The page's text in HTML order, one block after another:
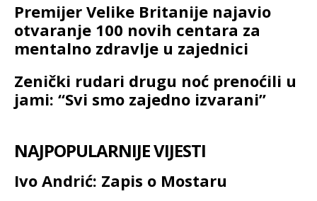
Premijer Velike Britanije najavio
otvaranje 100 novih centara za
mentalno zdravlje u zajednici
Zenički rudari drugu noć prenoćili u
jami: “Svi smo zajedno izvarani”
NAJPOPULARNIJE VIJESTI
Ivo Andrić: Zapis o Mostaru